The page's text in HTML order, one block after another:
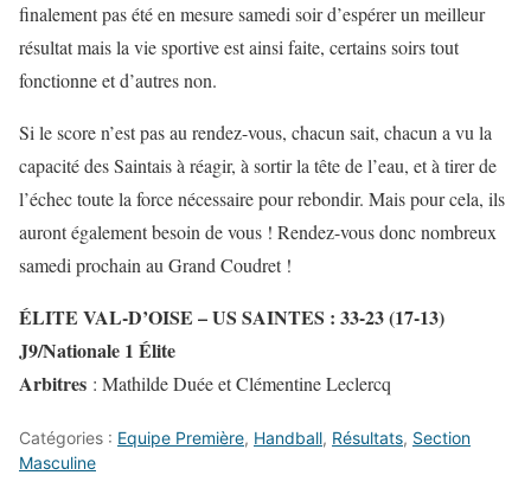
finalement pas été en mesure samedi soir d’espérer un meilleur
résultat mais la vie sportive est ainsi faite, certains soirs tout
fonctionne et d’autres non.
Si le score n’est pas au rendez-vous, chacun sait, chacun a vu la
capacité des Saintais à réagir, à sortir la tête de l’eau, et à tirer de
l’échec toute la force nécessaire pour rebondir. Mais pour cela, ils
auront également besoin de vous ! Rendez-vous donc nombreux
samedi prochain au Grand Coudret !
ÉLITE VAL-D’OISE – US SAINTES : 33-23 (17-13)
J9/Nationale 1 Élite
Arbitres : Mathilde Duée et Clémentine Leclercq
Catégories : Equipe Première, Handball, Résultats, Section
Masculine